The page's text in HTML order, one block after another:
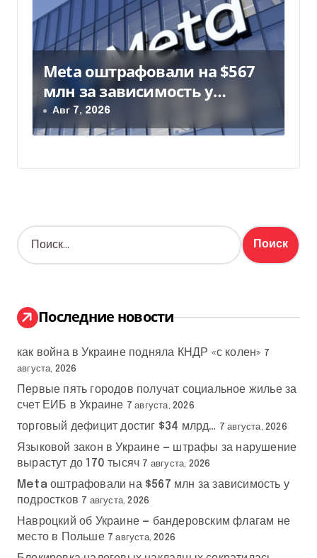
Meta оштрафовали на $567
млн за зависимость у
подростков
Авг 7, 2026
Н
а
:
Последние новости
как война в Украине подняла КНДР «с колен» 7
августа, 2026
Первые пять городов получат социальное жилье за
счет ЕИБ в Украине 7 августа, 2026
торговый дефицит достиг $34 млрд… 7 августа, 2026
Языковой закон в Украине — штрафы за нарушение
вырастут до 170 тысяч 7 августа, 2026
Meta оштрафовали на $567 млн за зависимость у
подростков 7 августа, 2026
Навроцкий об Украине — бандеровским флагам не
место в Польше 7 августа, 2026